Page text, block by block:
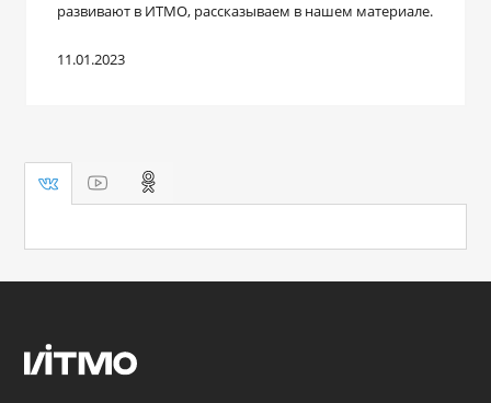
развивают в ИТМО, рассказываем в нашем материале.
11.01.2023